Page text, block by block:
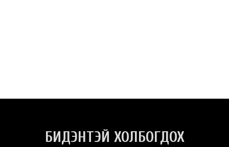
БИДЭНТЭЙ ХОЛБОГДОХ